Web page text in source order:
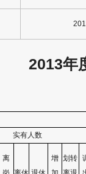
2013年
实有人数
离
增 划转